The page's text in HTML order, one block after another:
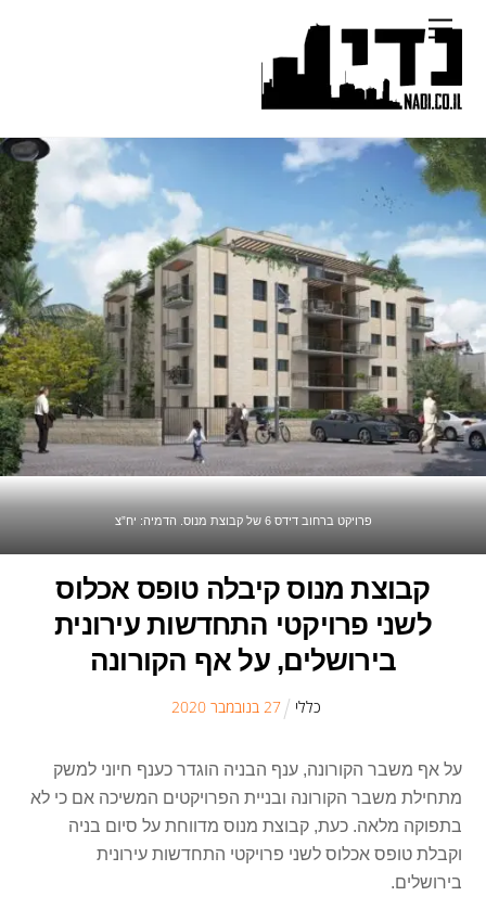
content
Menu
פרויקט ברחוב דידס 6 של קבוצת מנוס. הדמיה: יח”צ
קבוצת מנוס קיבלה טופס אכלוס
לשני פרויקטי התחדשות עירונית
בירושלים, על אף הקורונה
כללי 27 בנובמבר 2020
על אף משבר הקורונה, ענף הבניה הוגדר כענף חיוני למשק
מתחילת משבר הקורונה ובניית הפרויקטים המשיכה אם כי לא
בתפוקה מלאה. כעת, קבוצת מנוס מדווחת על סיום בניה
וקבלת טופס אכלוס לשני פרויקטי התחדשות עירונית
בירושלים.